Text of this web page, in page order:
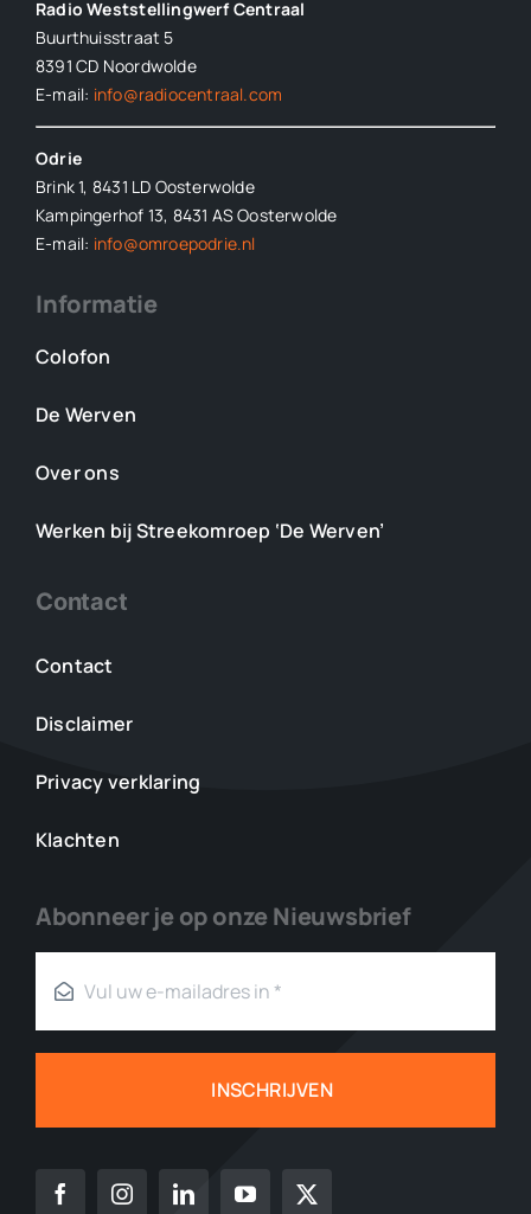
Radio Weststellingwerf Centraal
Buurthuisstraat 5
8391 CD Noordwolde
E-mail: info@radiocentraal.com
Odrie
Brink 1, 8431 LD Oosterwolde
Kampingerhof 13, 8431 AS Oosterwolde
E-mail: info@omroepodrie.nl
Informatie
Colofon
De Werven
Over ons
Werken bij Streekomroep ‘De Werven’
Contact
Contact
Disclaimer
Privacy verklaring
Klachten
Abonneer je op onze Nieuwsbrief
INSCHRIJVEN